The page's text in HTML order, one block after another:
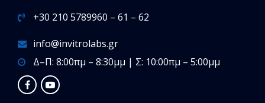
+30 210 5789960 – 61 – 62
info@invitrolabs.gr
Δ–Π: 8:00πμ – 8:30μμ | Σ: 10:00πμ – 5:00μμ